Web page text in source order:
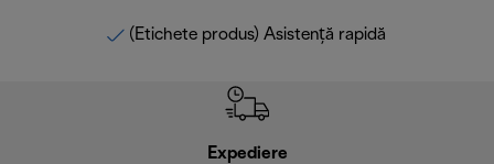
(Etichete produs) Asistență rapidă
Expediere